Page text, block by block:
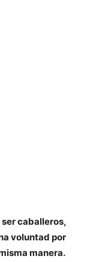
caballeros,
voluntad por
manera.